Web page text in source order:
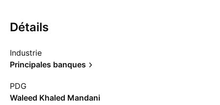
Détails
Industrie
Principales banques
PDG
Waleed Khaled Mandani